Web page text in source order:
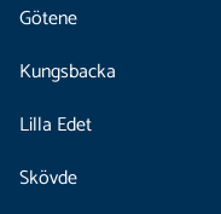
Götene
Kungsbacka
Lilla Edet
Skövde